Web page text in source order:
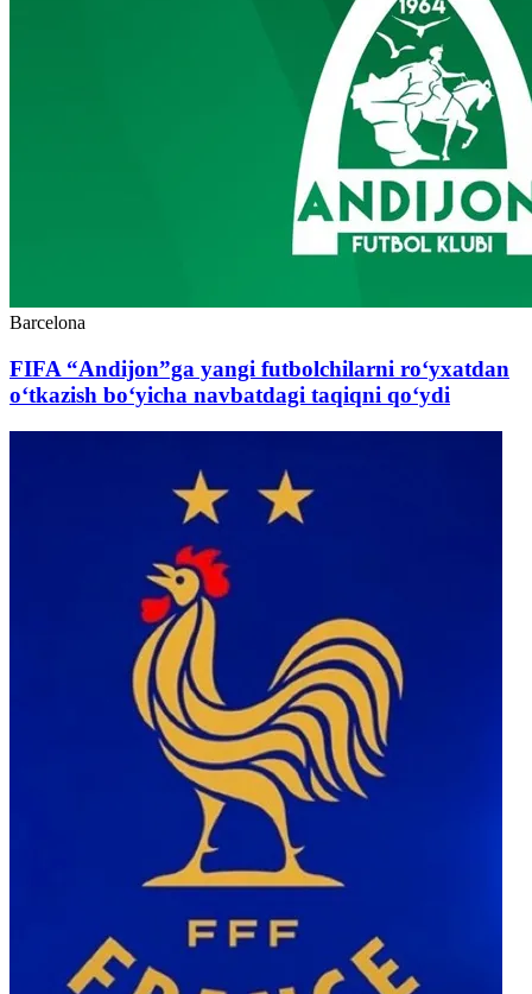
Barcelona
FIFA “Andijon”ga yangi futbolchilarni ro‘yxatdan
o‘tkazish bo‘yicha navbatdagi taqiqni qo‘ydi